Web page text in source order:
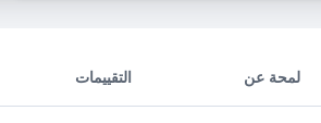
لمحة عن التقييمات